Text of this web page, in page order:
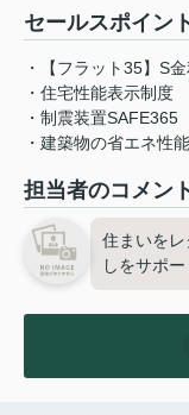
セールスポイン
・【フラット35】S
・住宅性能表示制度
・制震装置SAFE365
・建築物の省エネ性
担当者のコメン
住まいを
しをサポ